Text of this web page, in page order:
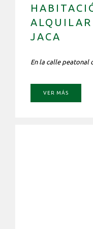
JACA
En la calle peatonal
VER MÁS